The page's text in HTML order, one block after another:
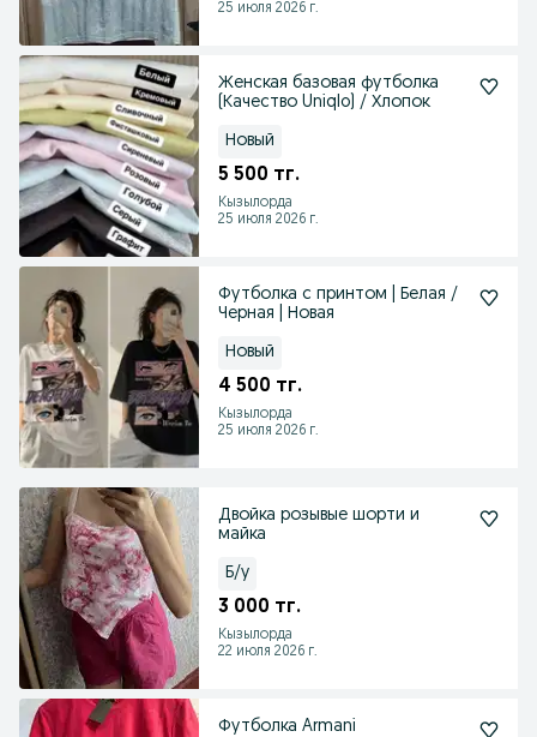
25 июля 2026 г.
Женская базовая футболка
(Качество Uniqlo) / Хлопок
Новый
5 500 тг.
Кызылорда
25 июля 2026 г.
Футболка с принтом | Белая /
Черная | Новая
Новый
4 500 тг.
Кызылорда
25 июля 2026 г.
Двойка розывые шорти и
майка
Б/у
3 000 тг.
Кызылорда
22 июля 2026 г.
Футболка Armani